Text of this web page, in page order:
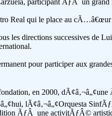
participant ÃƒÂ un grand
Real qui le place au
les directions successives de
pour participer aux
en 2000,
lÃ¢â‚¬â„¢Orquesta
ÃƒÂ une activitÃƒÂ©